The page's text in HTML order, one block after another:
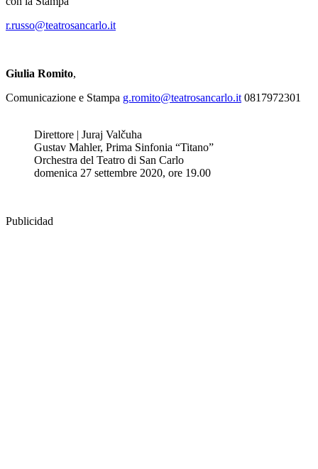
r.russo@teatrosancarlo.it
Giulia Romito,
Comunicazione e Stampa g.romito@teatrosancarlo.it 0817972301
Direttore | Juraj Valčuha
Gustav Mahler, Prima Sinfonia “Titano”
Orchestra del Teatro di San Carlo
domenica 27 settembre 2020, ore 19.00
Publicidad